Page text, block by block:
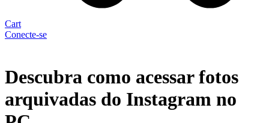
Cart
Conecte-se
Descubra como acessar fotos
arquivadas do Instagram no